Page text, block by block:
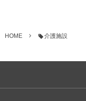
HOME 介護施設